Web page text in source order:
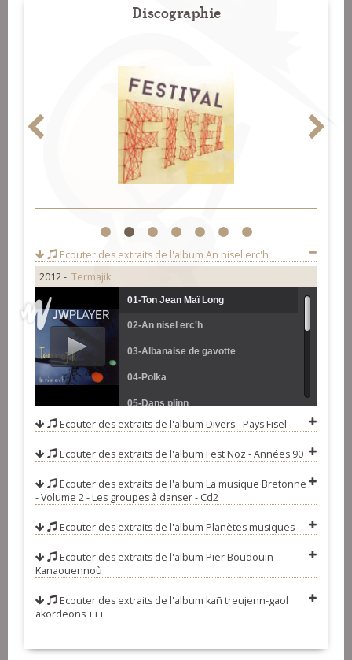
Discographie
1 2 3 4 5 6 7
Ecouter des extraits de l'album An nisel erc'h
2012 - Termajik
01-Ton Jean Maï Long
02-An nisel erc'h
03-Albanaise de gavotte
04-Polka
05-Dans plinn
06-Lizher Zoudard
07-Pourlet
08-Valse rouge
09-Ton ber fisel
10-Bal fisel
11-Ton hir fisel
Ecouter des extraits de l'album Divers - Pays Fisel
Ecouter des extraits de l'album Fest Noz - Années 90
Ecouter des extraits de l'album La musique Bretonne
- Volume 2 - Les groupes à danser - Cd2
Ecouter des extraits de l'album Planètes musiques
Ecouter des extraits de l'album Pier Boudouin -
Kanaouennoù
Ecouter des extraits de l'album kañ treujenn-gaol
akordeons +++